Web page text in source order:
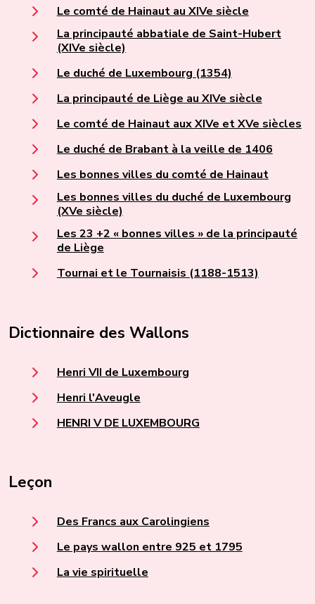
Le comté de Hainaut au XIVe siècle
La principauté abbatiale de Saint-Hubert
(XIVe siècle)
Le duché de Luxembourg (1354)
La principauté de Liège au XIVe siècle
Le comté de Hainaut aux XIVe et XVe siècles
Le duché de Brabant à la veille de 1406
Les bonnes villes du comté de Hainaut
Les bonnes villes du duché de Luxembourg
(XVe siècle)
Les 23 +2 « bonnes villes » de la principauté
de Liège
Tournai et le Tournaisis (1188-1513)
Dictionnaire des Wallons
Henri VII de Luxembourg
Henri l'Aveugle
HENRI V DE LUXEMBOURG
Leçon
Des Francs aux Carolingiens
Le pays wallon entre 925 et 1795
La vie spirituelle